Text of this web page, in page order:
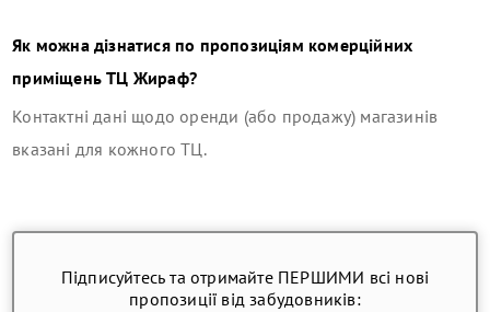
Як можна дізнатися по пропозиціям комерційних
приміщеньТЦ Жираф?
Контактні дані щодо оренди (або продажу) магазинів
вказані для кожного ТЦ.
Підписуйтесь та отримайте ПЕРШИМИ всі нові
пропозиції від забудовників: